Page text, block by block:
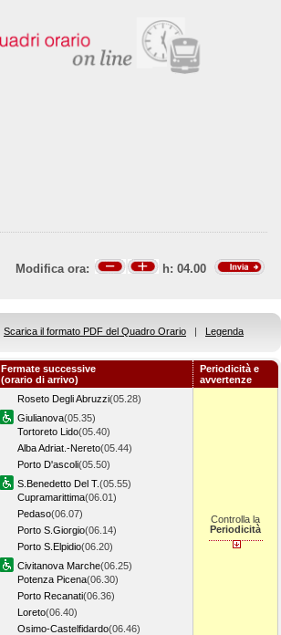
Modifica ora: h: 04.00
Scarica il formato PDF del Quadro Orario | Legenda
Fermate successive
(orario di arrivo)
Periodicità e
avvertenze
Roseto Degli Abruzzi(05.28)
Giulianova(05.35)
Tortoreto Lido(05.40)
Alba Adriat.-Nereto(05.44)
Porto D'ascoli(05.50)
S.Benedetto Del T.(05.55)
Cupramarittima(06.01)
Pedaso(06.07)
Porto S.Giorgio(06.14)
Porto S.Elpidio(06.20)
Civitanova Marche(06.25)
Potenza Picena(06.30)
Porto Recanati(06.36)
Loreto(06.40)
Osimo-Castelfidardo(06.46)
Controlla la
Periodicità